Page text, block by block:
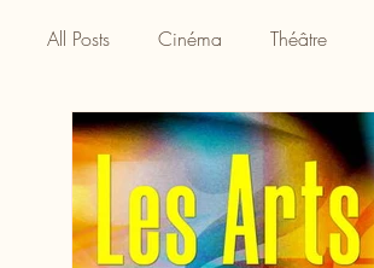
All Posts Cinéma Théâtre
Tourisme Gastronomie